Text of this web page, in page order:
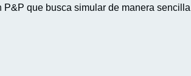
que busca simular de manera